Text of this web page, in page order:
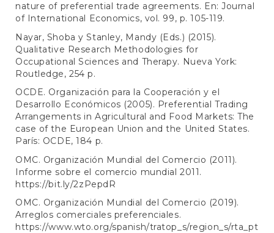
nature of preferential trade agreements. En: Journal
of International Economics, vol. 99, p. 105-119.
Nayar, Shoba y Stanley, Mandy (Eds.) (2015).
Qualitative Research Methodologies for
Occupational Sciences and Therapy. Nueva York:
Routledge, 254 p.
OCDE. Organización para la Cooperación y el
Desarrollo Económicos (2005). Preferential Trading
Arrangements in Agricultural and Food Markets: The
case of the European Union and the United States.
París: OCDE, 184 p.
OMC. Organización Mundial del Comercio (2011).
Informe sobre el comercio mundial 2011.
https://bit.ly/2zPepdR
OMC. Organización Mundial del Comercio (2019).
Arreglos comerciales preferenciales.
https://www.wto.org/spanish/tratop_s/region_s/rta_pt